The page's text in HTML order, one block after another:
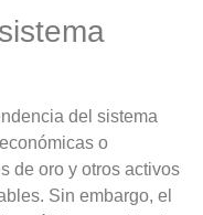
del sistema
o
de oro y otros activos
Sin embargo, el